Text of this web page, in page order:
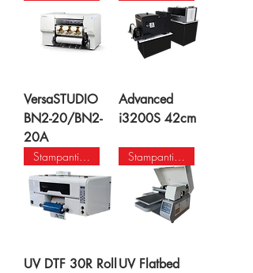
VersaSTUDIO
BN2-20/BN2-
20A
Advanced
i3200S 42cm
Stampanti UV e UV DTF
UV DTF 30R Roll
Stampanti UV e UV DTF
UV Flatbed